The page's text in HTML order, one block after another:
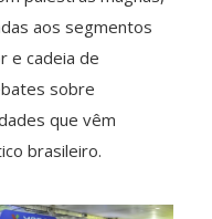
aos segmentos
e cadeia de
sobre
que vêm
brasileiro.